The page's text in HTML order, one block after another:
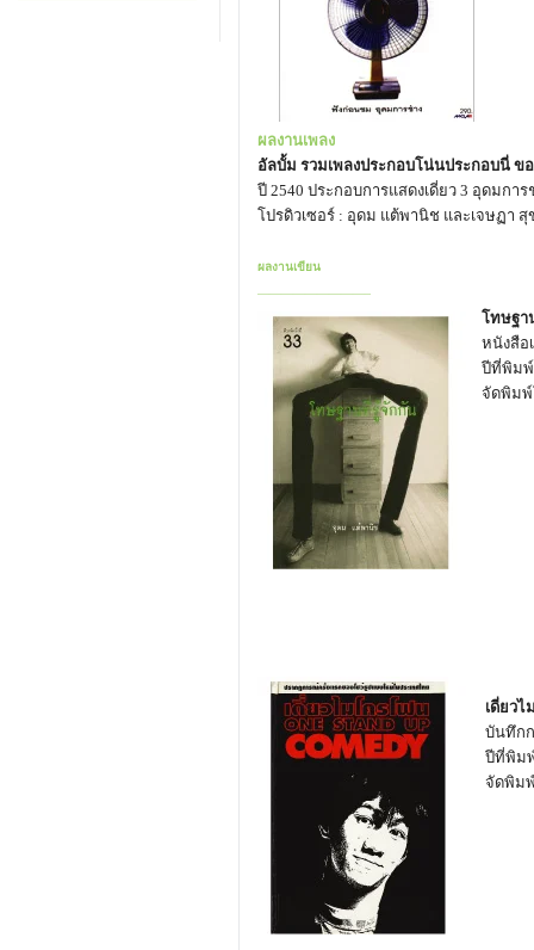
ผลงานเพลง
อัลบั้ม รวมเพลงประกอบโน่นประกอบนี่ ข
ปี 2540 ประกอบการแสดงเดี่ยว 3 อุดมการ
โปรดิวเซอร์ : อุดม แต้พานิช และเจษฏา
ผลงานเขียน
—————————–
โทษฐา
หนังสือ
ปีที่พิมพ์
จัดพิมพ์
เดี่ยวไ
บันทึก
ปีที่พิม
จัดพิม